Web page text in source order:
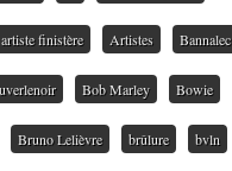
artiste finistère Artistes Bannalec
Bob Marley Bowie
Bruno Lelièvre brûlure bvln